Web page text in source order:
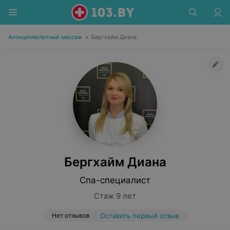
Антицеллюлитный массаж • Бергхайм Диана
Бергхайм Диана
Спа-специалист
Стаж 9 лет
Нет отзывов Оставить первый отзыв